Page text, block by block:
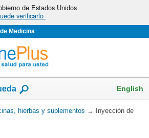
de Estados Unidos
verificarlo
Medicina
English
hierbas y suplementos → Inyección de